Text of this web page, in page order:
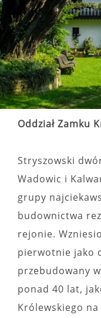
Oddział Zamku
Stryszowski
Wadowic i
grupy
budownictwa
rejonie.
pierwotnie jako
przebudowany
ponad 40 lat,
Królewskiego